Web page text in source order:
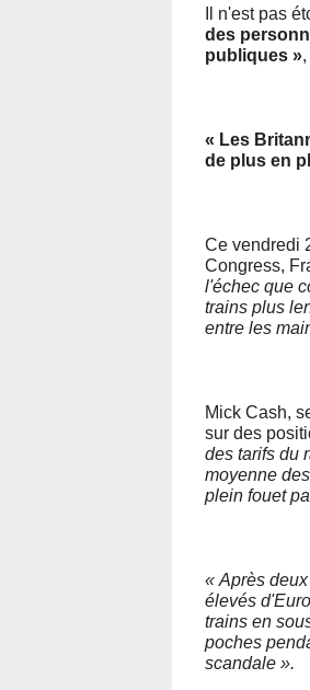
Il n'est pas
des
publiques »
« Les
de plus en
Ce vendredi
Congress,
l'échec que
trains plus
entre les
Mick Cash,
sur des
des tarifs du
moyenne
plein fouet
« Après
élevés
trains en
poches
scandale ».